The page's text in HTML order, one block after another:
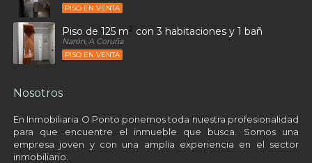
PISO EN VENTA
Piso de 125 m2 con 3 habitaciones y 1 baños en
Narón, A Coruña
PISO EN VENTA
Nosotros
En Inmobiliaria O Ponto ponemos toda nuestra profesionalidad
para que encuentre el inmueble que busca. Somos una
empresa joven y con una amplia experiencia en el sector
inmobiliario.